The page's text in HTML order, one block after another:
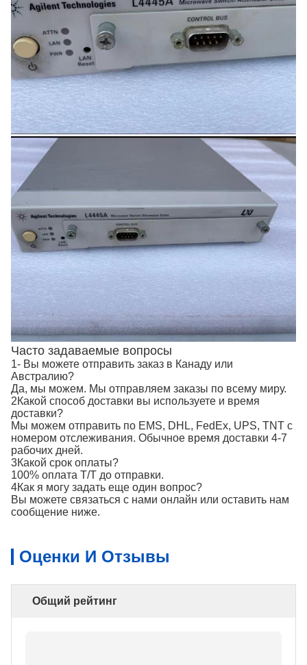
Часто задаваемые вопросы
1- Вы можете отправить заказ в Канаду или
Австралию?
Да, мы можем. Мы отправляем заказы по всему миру.
2Какой способ доставки вы используете и время
доставки?
Мы можем отправить по EMS, DHL, FedEx, UPS, TNT с
номером отслеживания. Обычное время доставки 4-7
рабочих дней.
3Какой срок оплаты?
100% оплата T/T до отправки.
4Как я могу задать еще один вопрос?
Вы можете связаться с нами онлайн или оставить нам
сообщение ниже.
Оценки И Отзывы
Общий рейтинг